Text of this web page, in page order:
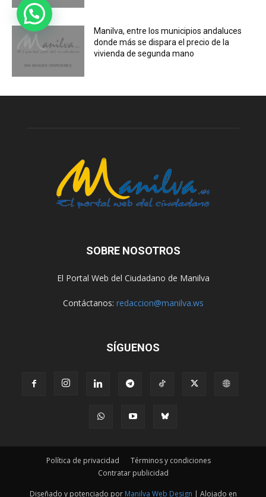
Manilva, entre los municipios andaluces
donde más se dispara el precio de la
vivienda de segunda mano
SOBRE NOSOTROS
El Portal Web del Ciudadano de Manilva
Contáctanos: redaccion@manilva.ws
SÍGUENOS
Política de privacidad
Términos y condiciones
Contratar publicidad
Diseñado y potenciado por Manilva Web Design | Alojado en